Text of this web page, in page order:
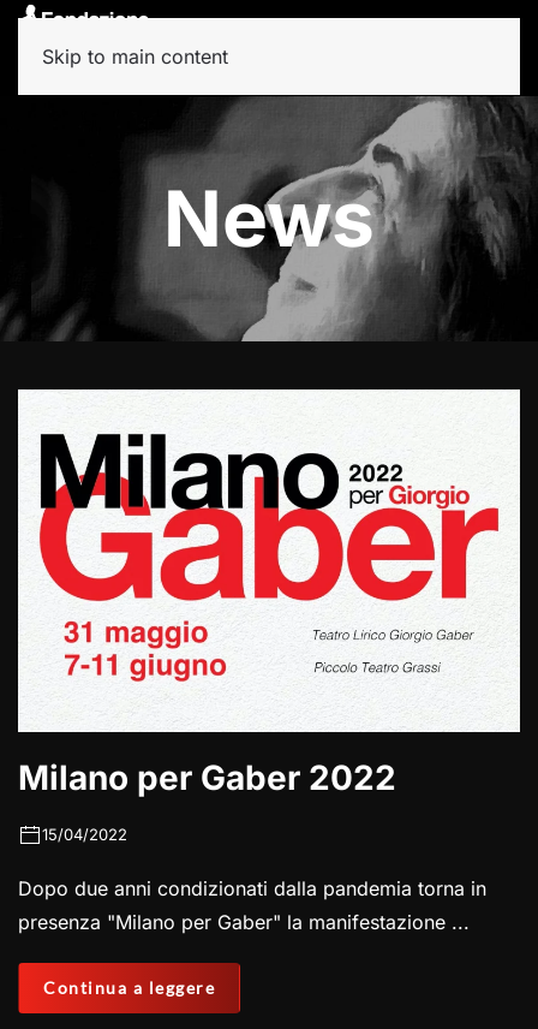
Skip to main content
News
Milano per Gaber 2022
15/04/2022
Dopo due anni condizionati dalla pandemia torna in
presenza "Milano per Gaber" la manifestazione ...
Continua a leggere